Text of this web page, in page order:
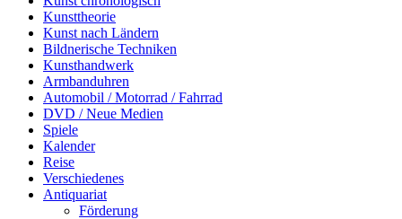
Kunsttheorie
Kunst nach Ländern
Bildnerische Techniken
Kunsthandwerk
Armbanduhren
Automobil / Motorrad / Fahrrad
DVD / Neue Medien
Spiele
Kalender
Reise
Verschiedenes
Antiquariat
Förderung